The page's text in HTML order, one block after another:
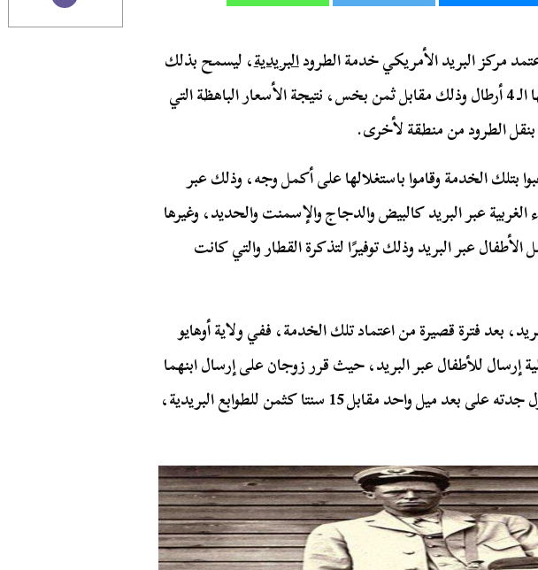
البريدية، ليسمح بذلك
نقل الأشياء التي لا يتجاوز وزنها الـ 4 أرطال وذلك مقابل ثمن بخس، نتيجة الأسعار الباهظة التي
الطرود من منطقة لأخرى.
بتلك الخدمة وقاموا باستغلالها على أكمل وجه، وذلك عبر
الغربية عبر البريد كالبيض والدجاج والإسمنت والحديد، وغيرها
عبر البريد وذلك توفيرًا لتذكرة القطار والتي كانت
بعد فترة قصيرة من اعتماد تلك الخدمة، ففي ولاية أوهايو
إرسال للأطفال عبر البريد، حيث قرر زوجان على إرسال ابنهما
الذي يبلغ وزنه 11 رطلًا نحو منزل جدته على بعد ميل واحد مقابل 15 سنتا كثمن للطوابع البريدية،